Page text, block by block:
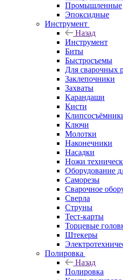
Промышленные
Эпоксидные
Инструмент
Назад
Инструмент
Биты
Быстросъемы
Для сварочных
Заклепочники
Захваты
Карандаши
Кисти
Ключи
Молотки
Наконечники
Насадки
Ножи
Оборудование
Саморезы
Сварочное
Сверла
Струны
Тест-карты
Торцевые
Штекеры
Полировка
Назад
Полировка